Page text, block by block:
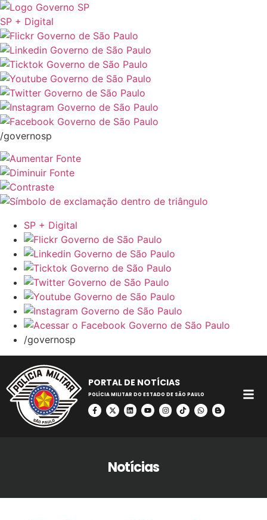
SP + Digital
/governosp
SP + Digital
/governosp
PORTAL DE NOTÍCIAS
POLÍCIA MILITAR DO ESTADO DE SÃO PAULO
Notícias